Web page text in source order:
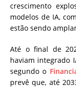
crescimento
modelos de IA,
estão sendo
Até o final de
haviam integrado
segundo o
prevê que, até